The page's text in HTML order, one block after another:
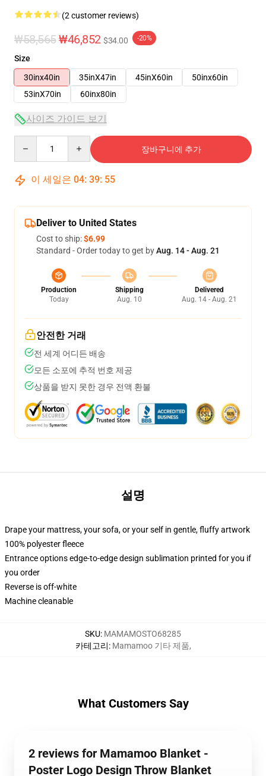
(2 customer reviews)
₩58,565₩46,852 $34.00 -20%
Size
30inx40in
35inX47in 45inX60in
50inx60in
53inX70in
60inx80in
사이즈 가이드 보기
장바구니에 추가
이 세일은 04: 39: 54
Deliver to United States
Cost to ship:$6.99
Standard - Order today to get byAug. 14 - Aug. 21
Production
Today
Shipping
Aug. 10
Delivered
Aug. 14 - Aug. 21
안전한 거래
전 세계 어디든 배송
모든 소포에 추적 번호 제공
상품을 받지 못한 경우 전액 환불
설명
Drape your mattress, your sofa, or your self in gentle, fluffy artwork
100% polyester fleece
Entrance options edge-to-edge design sublimation printed for you if
you order
Reverse is off-white
Machine cleanable
SKU: MAMAMOSTO68285
카테고리: Mamamoo 기타 제품,
What Customers Say
2 reviews for Mamamoo Blanket -
Poster Logo Design Throw Blanket